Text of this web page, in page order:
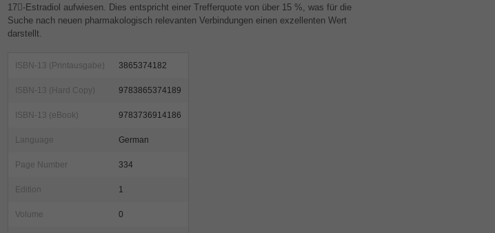
17-Estradiol aufwiesen. Dies entspricht einer Trefferquote von über 15 %, was für die
Suche nach neuen pharmakologisch relevanten Verbindungen einen exzellenten Wert
darstellt.
ISBN-13 (Printausgabe) 3865374182
ISBN-13 (Hard Copy) 9783865374189
ISBN-13 (eBook) 9783736914186
Language German
Page Number 334
Edition 1
Volume 0